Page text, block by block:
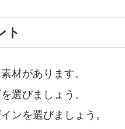
ト
材があります。
選びましょう。
ンを選びましょう。